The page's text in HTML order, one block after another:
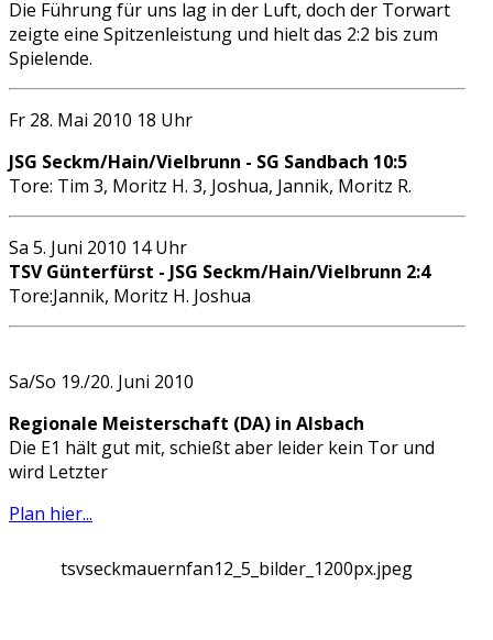
Die Führung für uns lag in der Luft, doch der Torwart
zeigte eine Spitzenleistung und hielt das 2:2 bis zum
Spielende.
Fr 28. Mai 2010 18 Uhr
JSG Seckm/Hain/Vielbrunn - SG Sandbach 10:5
Tore: Tim 3, Moritz H. 3, Joshua, Jannik, Moritz R.
Sa 5. Juni 2010 14 Uhr
TSV Günterfürst - JSG Seckm/Hain/Vielbrunn 2:4
Tore:Jannik, Moritz H. Joshua
Sa/So 19./20. Juni 2010
Regionale Meisterschaft (DA) in Alsbach
Die E1 hält gut mit, schießt aber leider kein Tor und
wird Letzter
Plan hier...
tsvseckmauernfan12_5_bilder_1200px.jpeg